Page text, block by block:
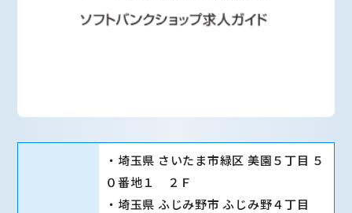
・埼玉県 さいたま市緑区 美園５丁目 ５
０番地１ ２Ｆ
・埼玉県 ふじみ野市 ふじみ野４丁目